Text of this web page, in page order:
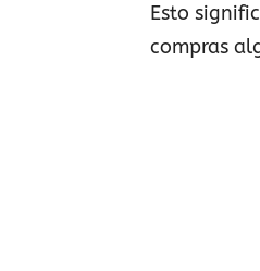
Esto
compras